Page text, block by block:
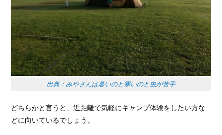
出典：みやさんは暑いのと寒いのと虫が苦手
どちらかと言うと、近距離で気軽にキャンプ体験をしたい方な
どに向いているでしょう。